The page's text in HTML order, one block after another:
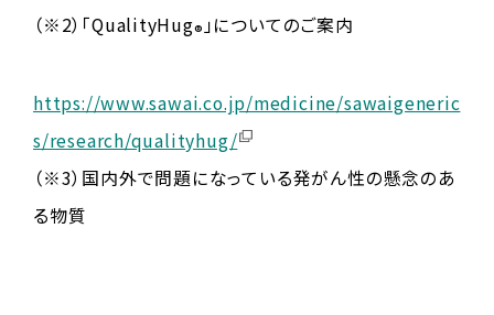
（※2）「QualityHug®」についてのご案内
https://www.sawai.co.jp/medicine/sawaigeneric
s/research/qualityhug/
（※3）国内外で問題になっている発がん性の懸念のあ
る物質